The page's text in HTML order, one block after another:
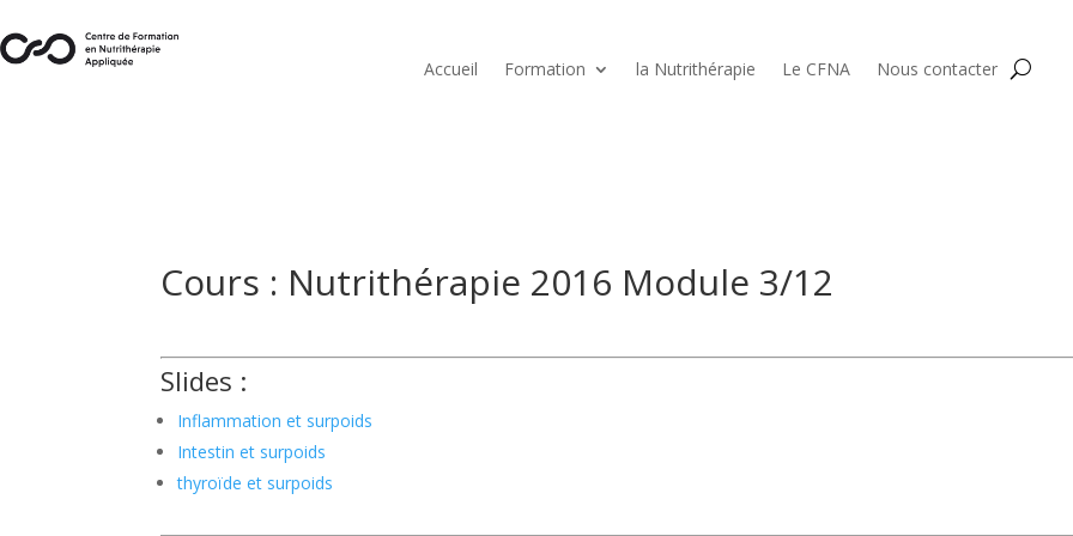
Accueil Formation la Nutrithérapie Le CFNA Nous contacter
Cours : Nutrithérapie 2016 Module 3/12
Slides :
Inflammation et surpoids
Intestin et surpoids
thyroïde et surpoids